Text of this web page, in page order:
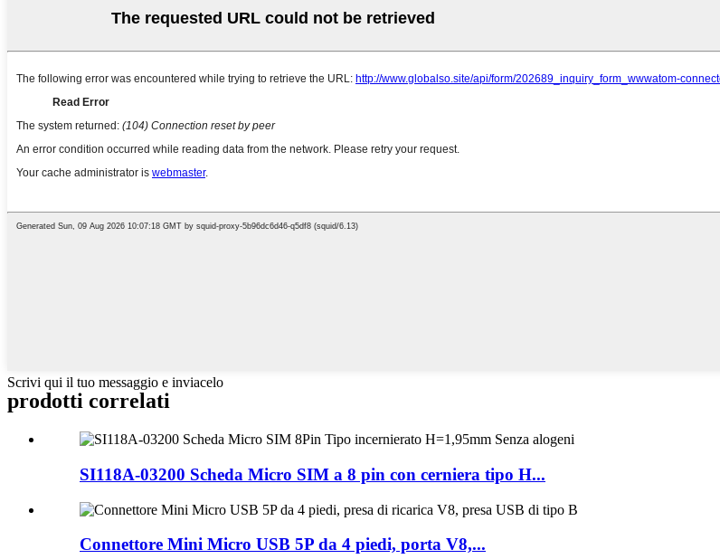
Scrivi qui il tuo messaggio e inviacelo
prodotti correlati
SI118A-03200 Scheda Micro SIM a 8 pin con cerniera tipo H...
Connettore Mini Micro USB 5P da 4 piedi, porta V8,...